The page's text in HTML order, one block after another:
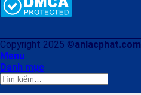
Copyright 2025 ©anlacphat.com
Menu
Danh mục
Tìm